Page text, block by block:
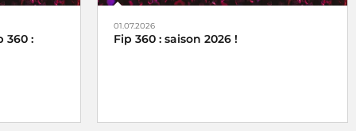
360 :
01.07.2026
Fip 360 : saison 2026 !